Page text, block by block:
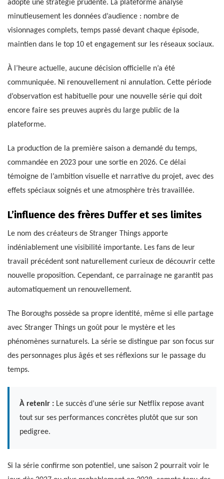
adopte une stratégie prudente. La plateforme analyse
minutieusement les données d’audience : nombre de
visionnages complets, temps passé devant chaque épisode,
maintien dans le top 10 et engagement sur les réseaux sociaux.
À l’heure actuelle, aucune décision officielle n’a été
communiquée. Ni renouvellement ni annulation. Cette période
d’observation est habituelle pour une nouvelle série qui doit
encore faire ses preuves auprès du large public de la
plateforme.
La production de la première saison a demandé du temps,
commandée en 2023 pour une sortie en 2026. Ce délai
témoigne de l’ambition visuelle et narrative du projet, avec des
effets spéciaux soignés et une atmosphère très travaillée.
L’influence des frères Duffer et ses limites
Le nom des créateurs de Stranger Things apporte
indéniablement une visibilité importante. Les fans de leur
travail précédent sont naturellement curieux de découvrir cette
nouvelle proposition. Cependant, ce parrainage ne garantit pas
automatiquement un renouvellement.
The Boroughs possède sa propre identité, même si elle partage
avec Stranger Things un goût pour le mystère et les
phénomènes surnaturels. La série se distingue par son focus sur
des personnages plus âgés et ses réflexions sur le passage du
temps.
À retenir : Le succès d’une série sur Netflix repose avant
tout sur ses performances concrètes plutôt que sur son
pedigree.
Si la série confirme son potentiel, une saison 2 pourrait voir le